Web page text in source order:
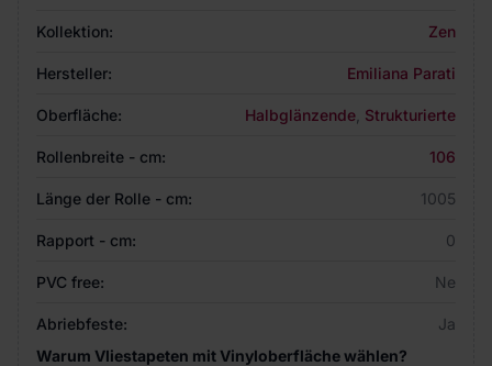
Kollektion: Zen
Hersteller: Emiliana Parati
Oberfläche: Halbglänzende Strukturierte
Rollenbreite - cm: 106
Länge der Rolle - cm: 1005
Rapport - cm: 0
PVC free: Ne
Abriebfeste:
Ja
Warum Vliestapeten mit Vinyloberfläche wählen?